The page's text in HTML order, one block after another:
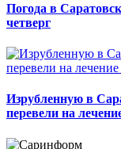
Погода в
четверг
Изрубленную в
перевели на